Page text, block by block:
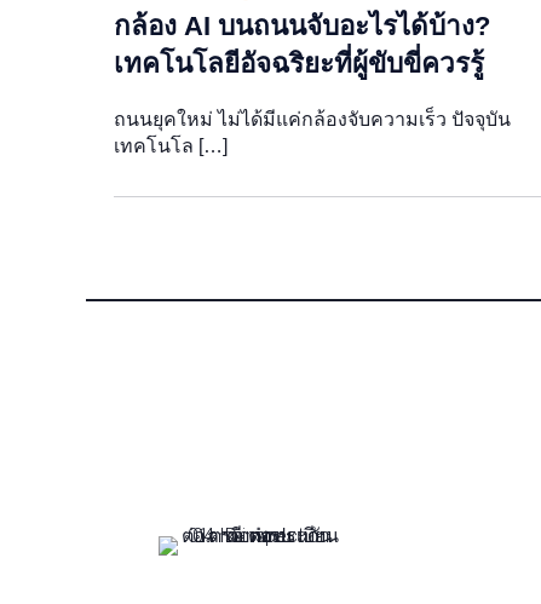
กล้อง AI บนถนนจับอะไรได้บ้าง?
เทคโนโลยีอัจฉริยะที่ผู้ขับขี่ควรรู้
ถนนยุคใหม่ ไม่ได้มีแค่กล้องจับความเร็ว ปัจจุบัน
เทคโนโล […]